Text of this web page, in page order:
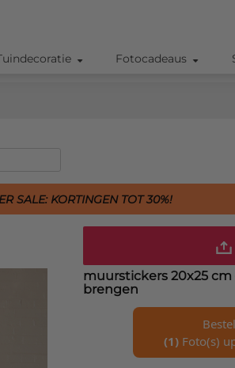
Fotocadeaus
SALE: KORTINGEN TOT 30%!
muurstickers 20x25 cm
brengen
(1)Foto(s)